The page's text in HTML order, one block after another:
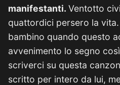
manifestanti. Ventotto
quattordici persero la
bambino quando questo
avvenimento lo segno
scriverci su questa
scritto per intero da lui,